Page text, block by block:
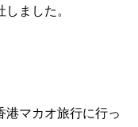
ました。
港マカオ旅行に行っ